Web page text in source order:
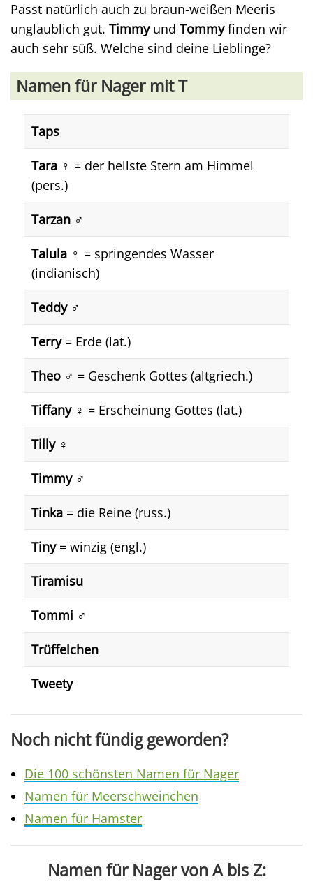
Passt natürlich auch zu braun-weißen Meeris
unglaublich gut. Timmyund Tommyfinden wir
auch sehr süß. Welche sind deine Lieblinge?
Namen für Nager mit T
Taps
Tara ♀️ = der hellste Stern am Himmel
(pers.)
Tarzan ♂️
Talula ♀️ = springendes Wasser
(indianisch)
Teddy ♂️
Terry= Erde (lat.)
Theo ♂️ = Geschenk Gottes (altgriech.)
Tiffany ♀️ = Erscheinung Gottes (lat.)
Tilly ♀️
Timmy ♂️
Tinka = die Reine (russ.)
Tiny= winzig (engl.)
Tiramisu
Tommi ♂️
Trüffelchen
Tweety
Noch nicht fündig geworden?
Die 100 schönsten Namen für Nager
Namen für Meerschweinchen
Namen für Hamster
Namen für Nager von A bis Z: